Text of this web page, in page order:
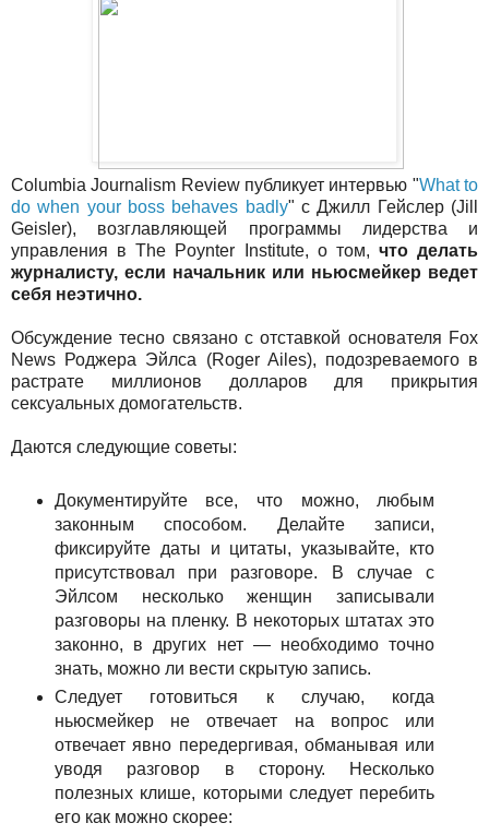
Columbia Journalism Review публикует интервью "What to
do when your boss behaves badly" с Джилл Гейслер (Jill
Geisler), возглавляющей программы лидерства и
управления в The Poynter Institute, о том, что делать
журналисту, если начальник или ньюсмейкер ведет
себя неэтично.
Обсуждение тесно связано с отставкой основателя Fox
News Роджера Эйлса (Roger Ailes), подозреваемого в
растрате миллионов долларов для прикрытия
сексуальных домогательств.
Даются следующие советы:
Документируйте все, что можно, любым
законным способом. Делайте записи,
фиксируйте даты и цитаты, указывайте, кто
присутствовал при разговоре. В случае с
Эйлсом несколько женщин записывали
разговоры на пленку. В некоторых штатах это
законно, в других нет — необходимо точно
знать, можно ли вести скрытую запись.
Следует готовиться к случаю, когда
ньюсмейкер не отвечает на вопрос или
отвечает явно передергивая, обманывая или
уводя разговор в сторону. Несколько
полезных клише, которыми следует перебить
его как можно скорее: